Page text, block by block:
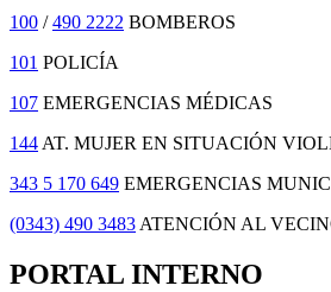
100 /490 2222 BOMBEROS
101 POLICÍA
107 EMERGENCIAS MÉDICAS
144 AT. MUJER EN SITUACIÓN
343 5 170 649 EMERGENCIAS
(0343) 490 3483 ATENCIÓN AL
PORTAL INTERNO